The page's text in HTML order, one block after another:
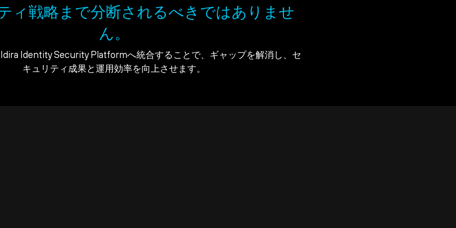
ィ戦略まで分断されるべきではありませ
ん。
Identity Security Platformへ統合することで、ギャップを解消し、セ
キュリティ成果と運用効率を向上させます。